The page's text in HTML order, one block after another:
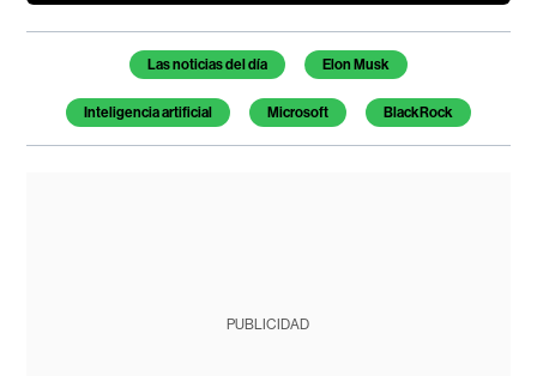
Temas de este artículo
Las noticias del día Elon Musk
Inteligencia artificial Microsoft BlackRock
PUBLICIDAD